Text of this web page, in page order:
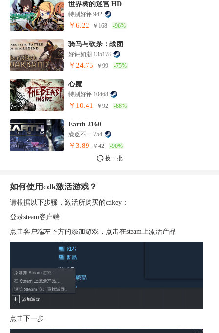
世界树的迷宫 HD
特别好评 942
￥6.22 ￥168 -96%
骑马与砍杀：战团
好评如潮 135178
￥24.75 ￥99 -75%
心魔
特别好评 10468
￥10.41 ￥92 -88%
Earth 2160
褒贬不一 754
￥3.89 ￥42
-90%
换一批
如何使用cdk激活游戏？
请根据以下步骤，激活所购买的cdkey：
登录steam客户端
点击客户端左下方的添加游戏，点击在steam上激活产品
点击下一步